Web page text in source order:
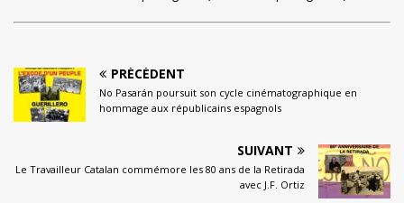
PRÉCÉDENT
No Pasarán poursuit son cycle cinématographique en
hommage aux républicains espagnols
SUIVANT
Le Travailleur Catalan commémore les 80 ans de la Retirada
avec J.F. Ortiz